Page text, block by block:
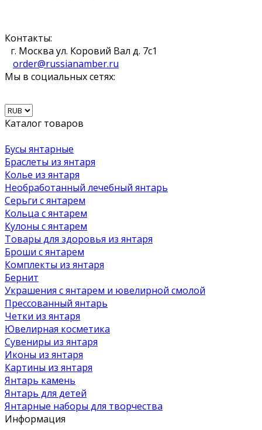
Контакты:
г. Москва ул. Коровий Вал д. 7с1
order@russianamber.ru
Мы в социальных сетях:
Каталог товаров
Бусы янтарные
Браслеты из янтаря
Колье из янтаря
Необработанный лечебный янтарь
Серьги с янтарем
Кольца с янтарем
Кулоны с янтарем
Товары для здоровья из янтаря
Броши с янтарем
Комплекты из янтаря
Бернит
Украшения с янтарем и ювелирной смолой
Прессованный янтарь
Четки из янтаря
Ювелирная косметика
Сувениры из янтаря
Иконы из янтаря
Картины из янтаря
Янтарь камень
Янтарь для детей
Янтарные наборы для творчества
Информация